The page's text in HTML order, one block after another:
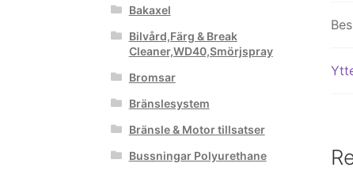
Bakaxel
Bilvård,Färg & Break
Cleaner,WD40,Smörjspray
Bromsar
Bränslesystem
Bränsle & Motor tillsatser
Bussningar Polyurethane